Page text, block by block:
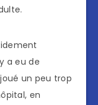
a eu de
un peu trop
en